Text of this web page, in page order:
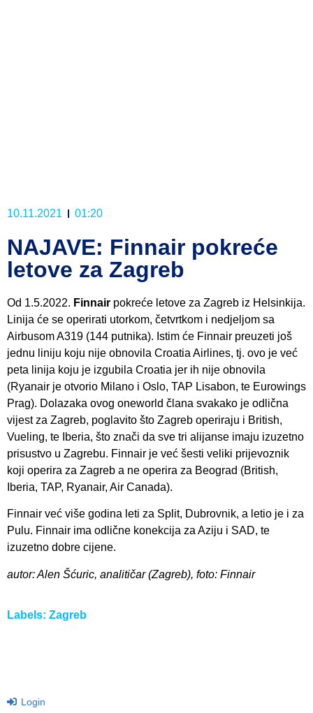
10.11.2021 01:20
NAJAVE: Finnair pokreće
letove za Zagreb
Od 1.5.2022. Finnair pokreće letove za Zagreb iz Helsinkija.
Linija će se operirati utorkom, četvrtkom i nedjeljom sa
Airbusom A319 (144 putnika). Istim će Finnair preuzeti još
jednu liniju koju nije obnovila Croatia Airlines, tj. ovo je već
peta linija koju je izgubila Croatia jer ih nije obnovila
(Ryanair je otvorio Milano i Oslo, TAP Lisabon, te Eurowings
Prag). Dolazaka ovog oneworld člana svakako je odlična
vijest za Zagreb, poglavito što Zagreb operiraju i British,
Vueling, te Iberia, što znači da sve tri alijanse imaju izuzetno
prisustvo u Zagrebu. Finnair je već šesti veliki prijevoznik
koji operira za Zagreb a ne operira za Beograd (British,
Iberia, TAP, Ryanair, Air Canada).
Finnair već više godina leti za Split, Dubrovnik, a letio je i za
Pulu. Finnair ima odlične konekcija za Aziju i SAD, te
izuzetno dobre cijene.
autor: Alen Šćuric, analitičar (Zagreb), foto: Finnair
Labels: Zagreb
Login